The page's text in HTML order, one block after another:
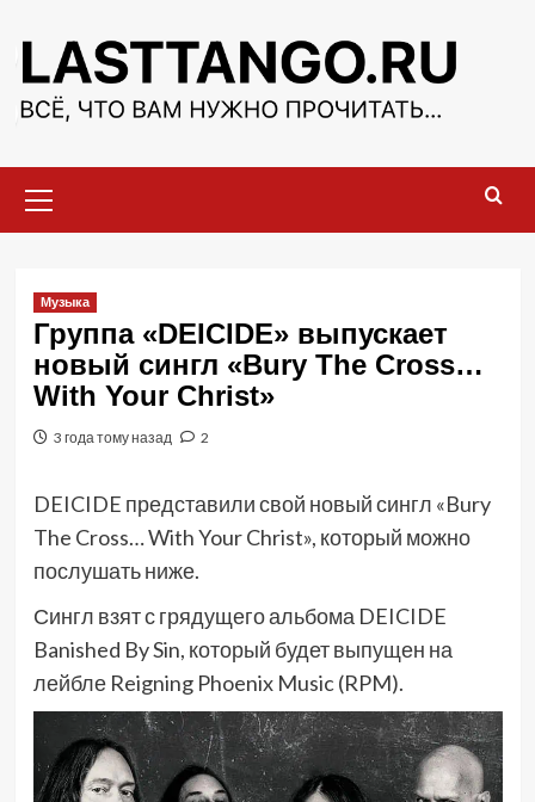
содержимому
меню
Музыка
Группа «DEICIDE» выпускает
новый сингл «Bury The Cross…
With Your Christ»
3 года тому назад 2
DEICIDE представили свой новый сингл «Bury
The Cross… With Your Christ», который можно
послушать ниже.
Сингл взят с грядущего альбома DEICIDE
Banished By Sin, который будет выпущен на
лейбле Reigning Phoenix Music (RPM).